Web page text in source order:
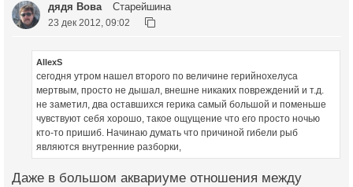
дядя Вова Старейшина
23 дек 2012, 09:02
AllexS
сегодня утром нашел второго по величине герийнохелуса
мертвым, просто не дышал, внешне никаких повреждений и т.д.
не заметил, два оставшихся герика самый большой и поменьше
чувствуют себя хорошо, такое ощущение что его просто ночью
кто-то пришиб. Начинаю думать что причиной гибели рыб
являются внутренние разборки,
Даже в большом аквариуме отношения между